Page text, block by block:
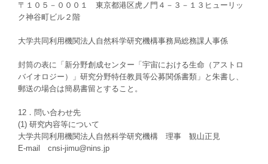
〒１０５－０００１ 東京都港区虎ノ門４－３－１３ヒューリッ
ク神谷町ビル２階
大学共同利用機関法人自然科学研究機構事務局総務課人事係
封筒の表に「新分野創成センター「宇宙における生命（アストロ
バイオロジー）」研究分野特任教員等公募関係書類」と朱書し、
郵送の場合は簡易書留とすること。
12．問い合わせ先
(1) 研究内容等について
大学共同利用機関法人自然科学研究機構 理事 観山正見
E-mail cnsi-jimu@nins.jp